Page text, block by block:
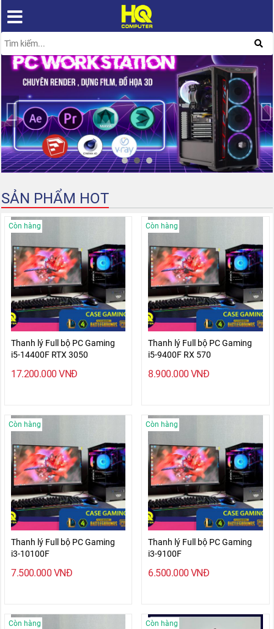
SẢN PHẨM HOT
Thanh lý Full bộ PC Gaming
i5-14400F RTX 3050
Còn hàng
17.200.000 VNĐ
Thanh lý Full bộ PC Gaming
i5-9400F RX 570
Còn hàng
8.900.000 VNĐ
Thanh lý Full bộ PC Gaming
i3-10100F
Còn hàng
7.500.000 VNĐ
Thanh lý Full bộ PC Gaming
i3-9100F
Còn hàng
6.500.000 VNĐ
Còn hàng Còn hàng